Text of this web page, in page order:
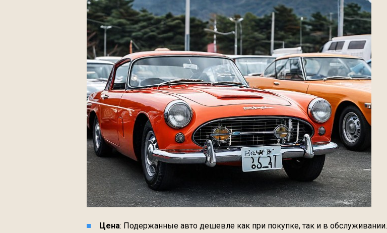
Цена: Подержанные авто дешевле как при покупке, так и в обслуживании.